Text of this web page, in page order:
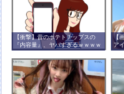
【衝撃】昔のポテトチップスの
『内容量』、ヤバすぎるｗｗｗｗ
ｗｗｗｗ
【
ア